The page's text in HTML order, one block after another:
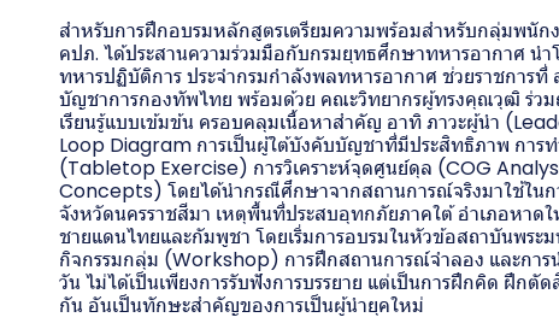
สำหรับการฝึกอบรมหลักสูตรเตรียมความพร้อมสำหรับกลุ่มพนั
คปภ. ได้ประสานความร่วมมือกับกรมยุทธศึกษาทหารอากาศ นำ
ทหารปฏิบัติการ ประจำกรมกำลังพลทหารอากาศ ช่วยราชการ
บัญชาการกองทัพไทย พร้อมด้วย คณะวิทยากรผู้ทรงคุณวุฒิ ร่ว
เรียนรู้แบบเข้มข้น ครอบคลุมเนื้อหาสำคัญ อาทิ ภาวะผู้นำ
Loop Diagram การเป็นผู้ใต้บังคับบัญชาที่มีประสิทธิภาพ การ
(Tabletop Exercise) การวิเคราะห์จุดศูนย์ดุล (COG
Concepts) โดยได้นำกรณีศึกษาจากสถานการณ์จริงมาใช้ใน
จังหวัดนครราชสีมา เหตุพื้นที่ประสบอุทกภัยภาคใต้ อำเภอหาด
ชายแดนไทยและกัมพูชา โดยเริ่มการอบรมในหัวข้อสถาบันพร
กิจกรรมกลุ่ม (Workshop) การฝึกสถานการณ์จำลอง และการ
วัน ไม่ได้เป็นเพียงการรับฟังการบรรยาย แต่เป็นการฝึกคิด ฝึก
กัน อันเป็นทักษะสำคัญของการเป็นผู้นำยุคใหม่